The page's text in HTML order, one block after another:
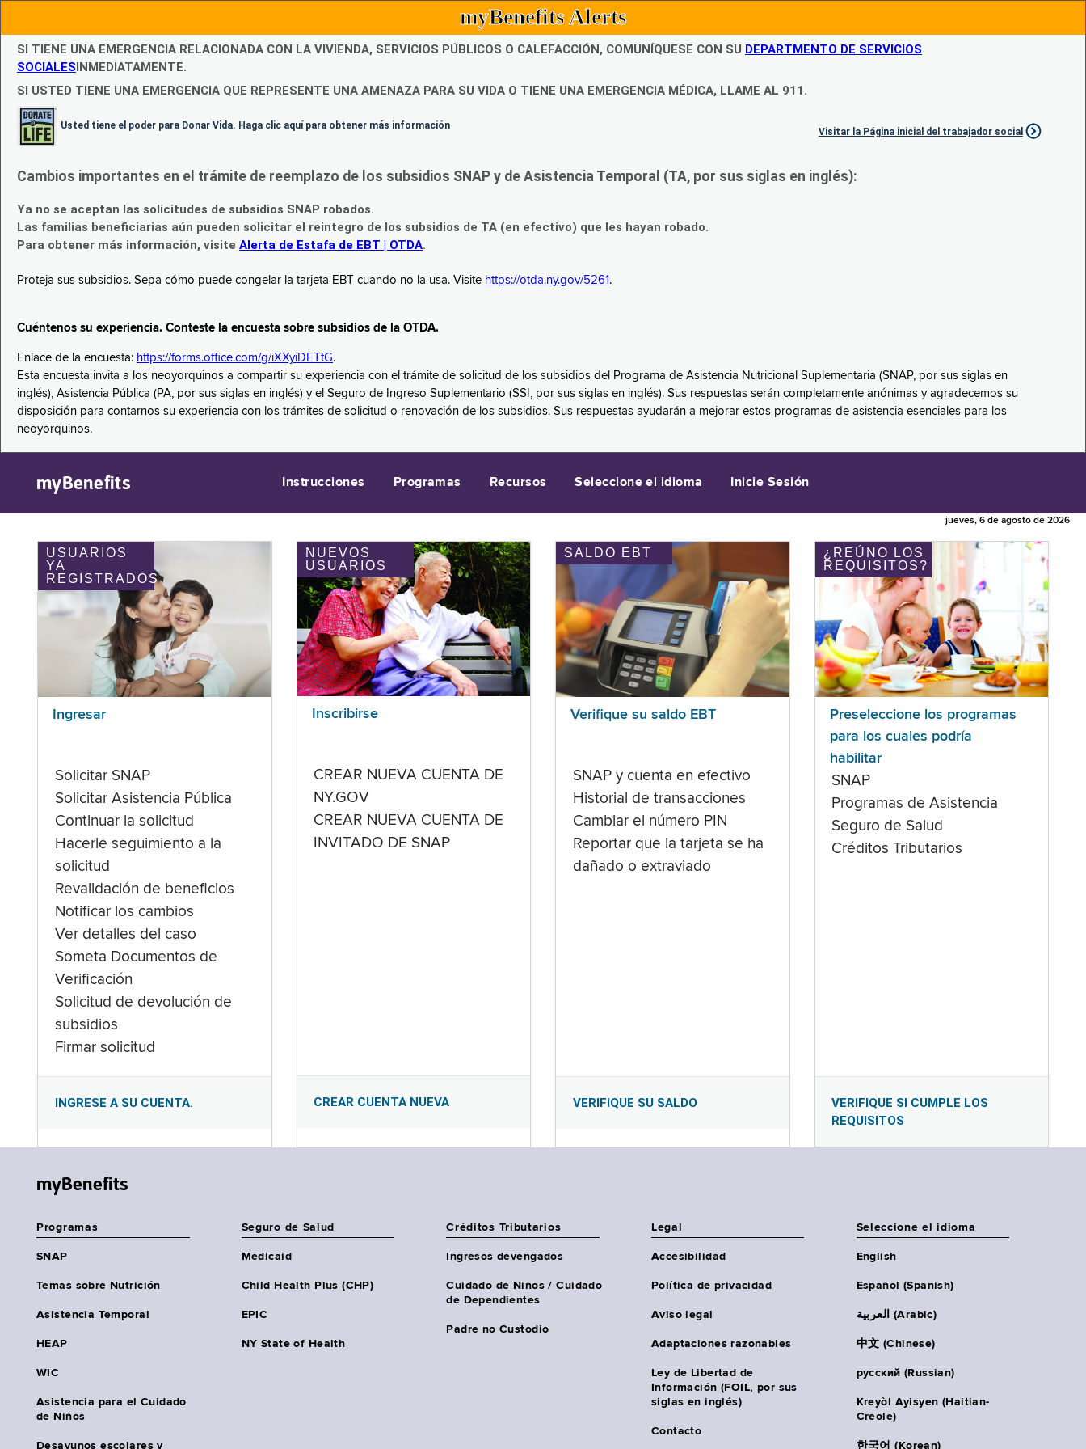
myBenefits Alerts
SI TIENE UNA EMERGENCIA RELACIONADA CON LA VIVIENDA, SERVICIOS PÚBLICOS O CALEFACCIÓN, COMUNÍQUESE CON SU DEPARTMENTO DE SERVICIOS
SOCIALESINMEDIATAMENTE.
SI USTED TIENE UNA EMERGENCIA QUE REPRESENTE UNA AMENAZA PARA SU VIDA O TIENE UNA EMERGENCIA MÉDICA, LLAME AL 911.
Usted tiene el poder para Donar Vida. Haga clic aquí para obtener más información
Visitar la Página inicial del trabajador social
Cambios importantes en el trámite de reemplazo de los subsidios SNAP y de Asistencia Temporal (TA, por sus siglas en inglés):
Ya no se aceptan las solicitudes de subsidios SNAP robados.
Las familias beneficiarias aún pueden solicitar el reintegro de los subsidios de TA (en efectivo) que les hayan robado.
Para obtener más información, visite Alerta de Estafa de EBT | OTDA.
Proteja sus subsidios. Sepa cómo puede congelar la tarjeta EBT cuando no la usa. Visite https://otda.ny.gov/5261 .
Cuéntenos su experiencia. Conteste la encuesta sobre subsidios de la OTDA.
Enlace de la encuesta: https://forms.office.com/g/iXXyiDETtG.
Esta encuesta invita a los neoyorquinos a compartir su experiencia con el trámite de solicitud de los subsidios del Programa de Asistencia Nutricional Suplementaria (SNAP, por sus siglas en
inglés), Asistencia Pública (PA, por sus siglas en inglés) y el Seguro de Ingreso Suplementario (SSI, por sus siglas en inglés). Sus respuestas serán completamente anónimas y agradecemos su
disposición para contarnos su experiencia con los trámites de solicitud o renovación de los subsidios. Sus respuestas ayudarán a mejorar estos programas de asistencia esenciales para los
neoyorquinos.
myBenefits Instrucciones Programas Recursos Seleccione el idioma Inicie Sesión
jueves, 6 de agosto de 2026
USUARIOS
YA
REGISTRADOS
Ingresar
Solicitar SNAP
Solicitar Asistencia Pública
Continuar la solicitud
Hacerle seguimiento a la
solicitud
Revalidación de beneficios
Notificar los cambios
Ver detalles del caso
Someta Documentos de
Verificación
Solicitud de devolución de
subsidios
Firmar solicitud
INGRESE A SU CUENTA.
NUEVOS
USUARIOS
Inscribirse
CREAR NUEVA CUENTA DE
NY.GOV
CREAR NUEVA CUENTA DE
INVITADO DE SNAP
CREAR CUENTA NUEVA
SALDO EBT
Verifique su saldo EBT
SNAP y cuenta en efectivo
Historial de transacciones
Cambiar el número PIN
Reportar que la tarjeta se ha
dañado o extraviado
VERIFIQUE SU SALDO
¿REÚNO LOS
REQUISITOS?
Preseleccione los programas
para los cuales podría
habilitar
SNAP
Programas de Asistencia
Seguro de Salud
Créditos Tributarios
VERIFIQUE SI CUMPLE LOS
REQUISITOS
myBenefits
Programas
SNAP
Temas sobre Nutrición
Asistencia Temporal
HEAP
WIC
Asistencia para el Cuidado
de Niños
Desayunos escolares y
Seguro de Salud
Medicaid
Child Health Plus (CHP)
EPIC
NY State of Health
Créditos Tributarios
Ingresos devengados
Cuidado de Niños / Cuidado
de Dependientes
Padre no Custodio
Legal
Accesibilidad
Política de privacidad
Aviso legal
Adaptaciones razonables
Ley de Libertad de
Información (FOIL, por sus
siglas en inglés)
Contacto
Seleccione el idioma
English
Español (Spanish)
العربية (Arabic)
中文 (Chinese)
русский (Russian)
Kreyòl Ayisyen (Haitian-
Creole)
한국어 (Korean)